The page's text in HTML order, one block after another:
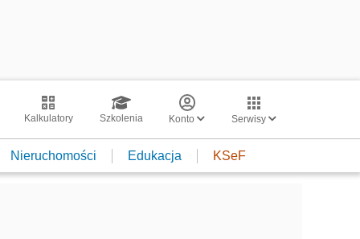
Kalkulatory Szkolenia Konto Serwisy
Nieruchomości Edukacja KSeF